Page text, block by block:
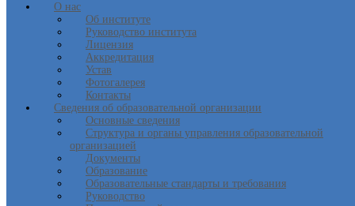
О нас
Об институте
Руководство института
Лицензия
Аккредитация
Устав
Фотогалерея
Контакты
Сведения об образовательной организации
Основные сведения
Структура и органы управления образовательной
организацией
Документы
Образование
Образовательные стандарты и требования
Руководство